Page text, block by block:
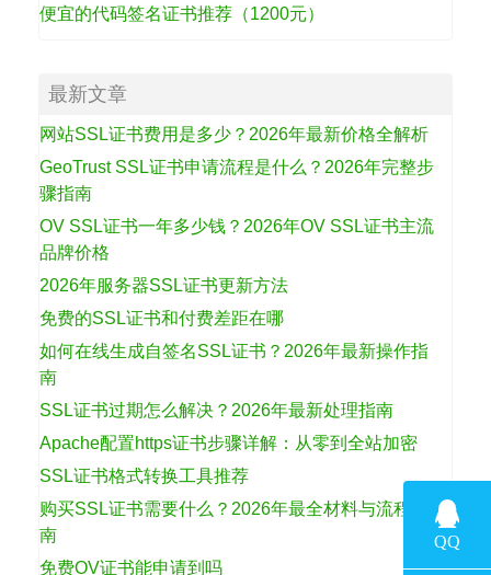
便宜的代码签名证书推荐（1200元）
最新文章
网站SSL证书费用是多少？2026年最新价格全解析
GeoTrust SSL证书申请流程是什么？2026年完整步
骤指南
OV SSL证书一年多少钱？2026年OV SSL证书主流
品牌价格
2026年服务器SSL证书更新方法
免费的SSL证书和付费差距在哪
如何在线生成自签名SSL证书？2026年最新操作指
南
SSL证书过期怎么解决？2026年最新处理指南
Apache配置https证书步骤详解：从零到全站加密
SSL证书格式转换工具推荐
购买SSL证书需要什么？2026年最全材料与流程指
南
免费OV证书能申请到吗